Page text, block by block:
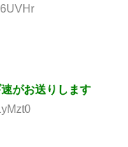
がお送りします